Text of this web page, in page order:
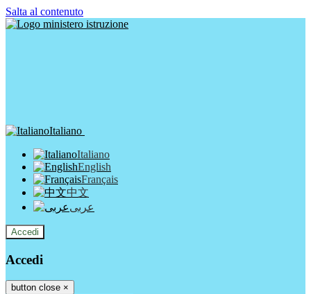
Salta al contenuto
Italiano
Italiano
English
Français
中文
عربى
Accedi
Accedi
button close ×